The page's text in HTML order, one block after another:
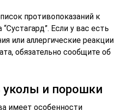
противопоказаний к
Если у вас есть
или аллергические реакции
обязательно сообщите об
уколы и порошки
имеет особенности